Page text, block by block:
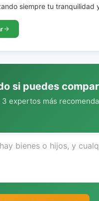
siempre tu tranquilidad
si puedes
expertos más